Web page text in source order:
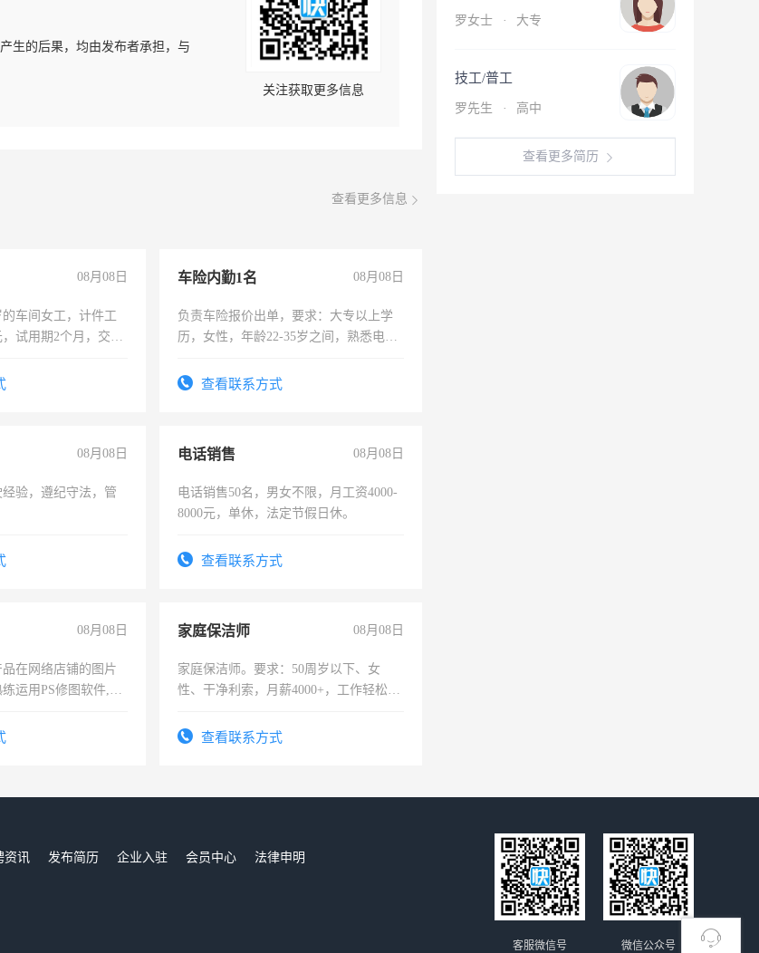
生的后果，均由发布者承担，与
关注获取更多信息
查看更多信息
08月08日
车间女工，计件工
，试用期2个月，交五
车险内勤1名 08月08日
负责车险报价出单，要求：大专以上学
历，女性，年龄22-35岁之间，熟悉电脑
试用期1-3个月，转正后交纳五险，
查看联系方式
08月08日
验，遵纪守法，管
电话销售 08月08日
电话销售50名，男女不限，月工资4000-
8000元，单休，法定节假日休。
查看联系方式
08月08日
在网络店铺的图片
运用PS修图软件,工
家庭保洁师 08月08日
家庭保洁师。要求：50周岁以下、女
性、干净利索，月薪4000+，工作轻松，
太太等。查看联系方式
罗女士 · 大专
技工/普工
罗先生 · 高中
查看更多简历
资讯 发布简历 企业入驻 会员中心
法律申明
微信公众号
客服微信号